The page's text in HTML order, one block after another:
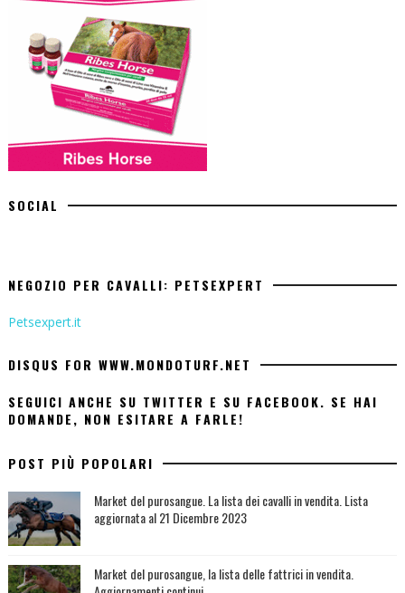
SOCIAL
NEGOZIO PER CAVALLI: PETSEXPERT
Petsexpert.it
DISQUS FOR WWW.MONDOTURF.NET
SEGUICI ANCHE SU TWITTER E SU FACEBOOK. SE HAI
DOMANDE, NON ESITARE A FARLE!
POST PIÙ POPOLARI
Market del purosangue. La lista dei cavalli in vendita. Lista
aggiornata al 21 Dicembre 2023
Market del purosangue, la lista delle fattrici in vendita.